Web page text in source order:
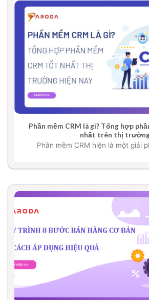
Phần mềm CRM là gì? Tổng hợp
nhất trên thị
Phần mềm CRM hiện là một giải